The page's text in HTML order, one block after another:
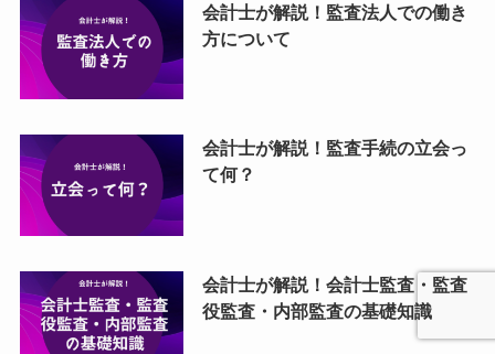
会計士が解説！監査法人での働き
方について
会計士が解説！監査手続の立会っ
て何？
会計士が解説！会計士監査・監査
役監査・内部監査の基礎知識